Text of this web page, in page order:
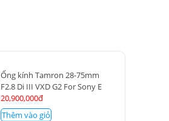
Ống kính Tamron 28-75mm
F2.8 Di III VXD G2 For Sony E
20,900,000đ
Thêm vào giỏ